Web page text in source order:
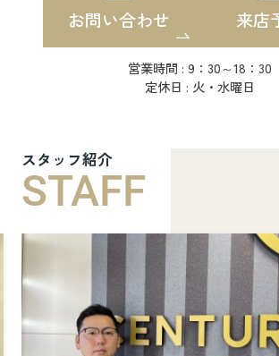
お問い合わせ 来店
営業時間 : 9：30～18：30
定休日 : 火・水曜日
スタッフ紹介
STAFF